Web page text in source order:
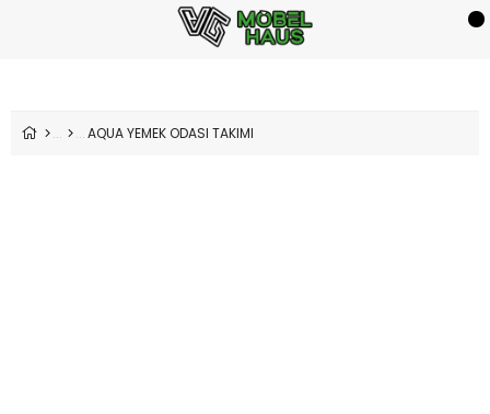
AQUA YEMEK ODASI TAKIMI